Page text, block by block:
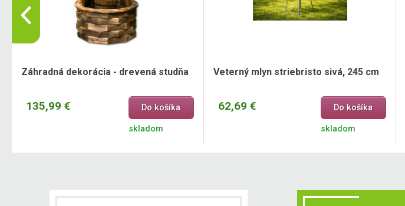
Záhradná dekorácia - drevená studňa
135,99 € Do košíka
skladom
Veterný mlyn striebristo sivá, 245 cm
62,69 € Do košíka
skladom